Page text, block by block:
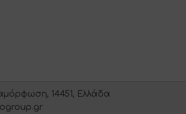
14451, Ελλάδα